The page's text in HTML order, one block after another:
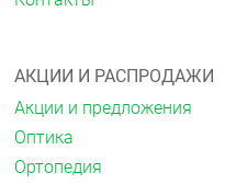
Помимо раздражения
гиперемии
нежелательные
зрения при
известны.
АКЦИИ И РАСПРОДАЖИ
Акции и предложения
Оптика
Ортопедия